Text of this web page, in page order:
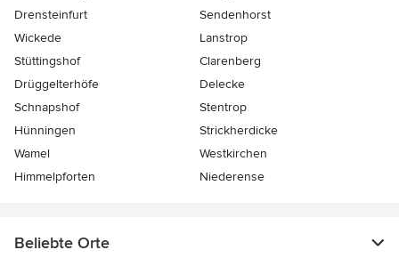
Drensteinfurt
Sendenhorst
Wickede
Lanstrop
Stüttingshof
Clarenberg
Drüggelterhöfe
Delecke
Schnapshof
Stentrop
Hünningen
Strickherdicke
Wamel
Westkirchen
Himmelpforten
Niederense
Beliebte Orte